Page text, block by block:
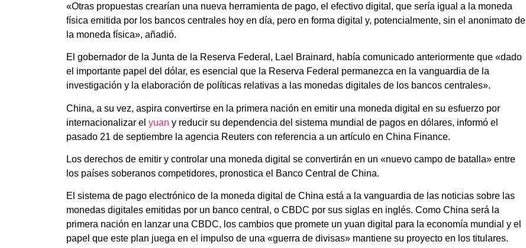
«Otras propuestas crearían una nueva herramienta de pago, el efectivo digital, que sería igual a la moneda
física emitida por los bancos centrales hoy en día, pero en forma digital y, potencialmente, sin el anonimato de
la moneda física», añadió.
El gobernador de la Junta de la Reserva Federal, Lael Brainard, había comunicado anteriormente que «dado
el importante papel del dólar, es esencial que la Reserva Federal permanezca en la vanguardia de la
investigación y la elaboración de políticas relativas a las monedas digitales de los bancos centrales».
China, a su vez, aspira convertirse en la primera nación en emitir una moneda digital en su esfuerzo por
internacionalizar el yuan y reducir su dependencia del sistema mundial de pagos en dólares, informó el
pasado 21 de septiembre la agencia Reuters con referencia a un artículo en China Finance.
Los derechos de emitir y controlar una moneda digital se convertirán en un «nuevo campo de batalla» entre
los países soberanos competidores, pronostica el Banco Central de China.
El sistema de pago electrónico de la moneda digital de China está a la vanguardia de las noticias sobre las
monedas digitales emitidas por un banco central, o CBDC por sus siglas en inglés. Como China será la
primera nación en lanzar una CBDC, los cambios que promete un yuan digital para la economía mundial y el
papel que este plan juega en el impulso de una «guerra de divisas» mantiene su proyecto en los titulares.